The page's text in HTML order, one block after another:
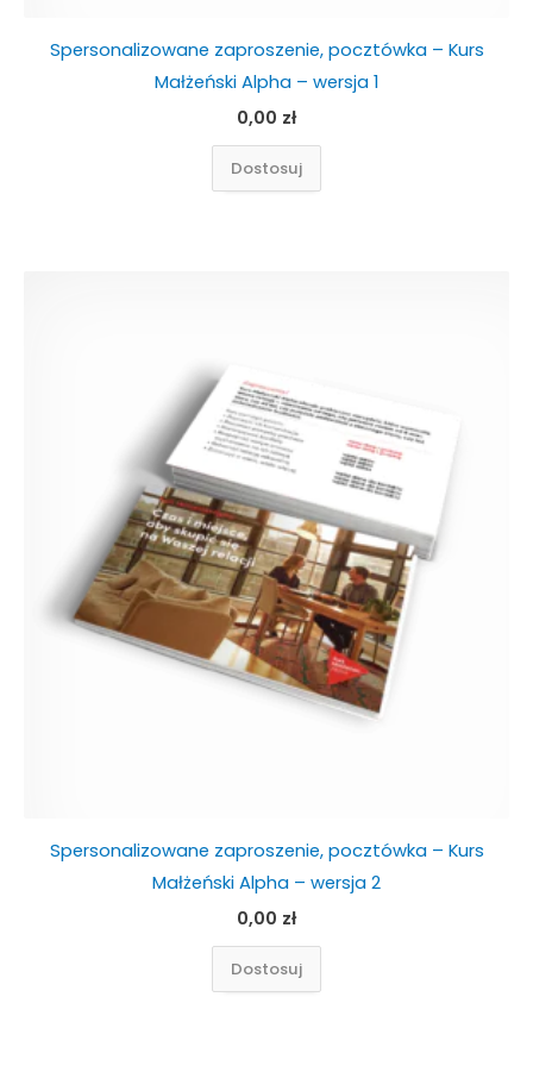
Spersonalizowane zaproszenie, pocztówka – Kurs
Małżeński Alpha – wersja 1
0,00 zł
Dostosuj
Spersonalizowane zaproszenie, pocztówka – Kurs
Małżeński Alpha – wersja 2
0,00 zł
Dostosuj